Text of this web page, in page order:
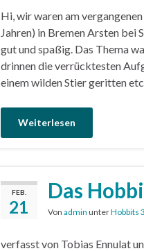
Hi, wir waren am
Jahren) in Bremen Arsten bei
gut und spaßig. Das Thema
drinnen die verrücktesten
einem wilden Stier geritten
Weiterlesen
FEB.
21
Das
Von admin unterHobbits
verfasst von Tobias Ennulat